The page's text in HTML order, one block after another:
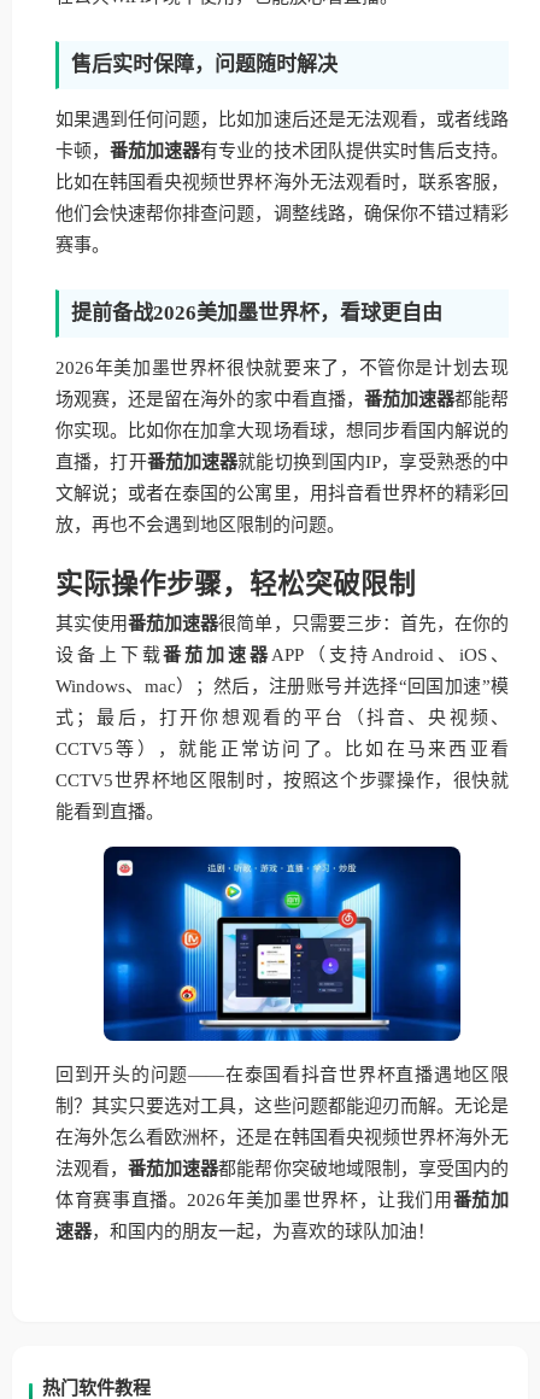
售后实时保障，问题随时解决
如果遇到任何问题，比如加速后还是无法观看，或者线路
卡顿，番茄加速器有专业的技术团队提供实时售后支持。
比如在韩国看央视频世界杯海外无法观看时，联系客服，
他们会快速帮你排查问题，调整线路，确保你不错过精彩
赛事。
提前备战2026美加墨世界杯，看球更自由
2026年美加墨世界杯很快就要来了，不管你是计划去现
场观赛，还是留在海外的家中看直播， 番茄加速器都能帮
你实现。比如你在加拿大现场看球，想同步看国内解说的
直播，打开番茄加速器就能切换到国内IP，享受熟悉的中
文解说；或者在泰国的公寓里，用抖音看世界杯的精彩回
放，再也不会遇到地区限制的问题。
实际操作步骤，轻松突破限制
其实使用番茄加速器很简单，只需要三步：首先，在你的
设备上下载番茄加速器APP（支持Android、iOS、
Windows、mac）；然后，注册账号并选择“回国加速”模
式；最后，打开你想观看的平台（抖音、央视频、
CCTV5等），就能正常访问了。比如在马来西亚看
CCTV5世界杯地区限制时，按照这个步骤操作，很快就
能看到直播。
回到开头的问题——在泰国看抖音世界杯直播遇地区限
制？其实只要选对工具，这些问题都能迎刃而解。无论是
在海外怎么看欧洲杯，还是在韩国看央视频世界杯海外无
法观看，番茄加速器都能帮你突破地域限制，享受国内的
体育赛事直播。2026年美加墨世界杯，让我们用番茄加
速器，和国内的朋友一起，为喜欢的球队加油！
热门软件教程